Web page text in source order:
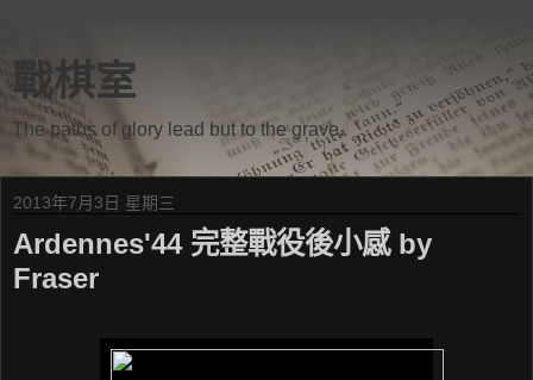
戰棋室
The paths of glory lead but to the grave.
2013年7月3日 星期三
Ardennes'44 完整戰役後小感 by
Fraser